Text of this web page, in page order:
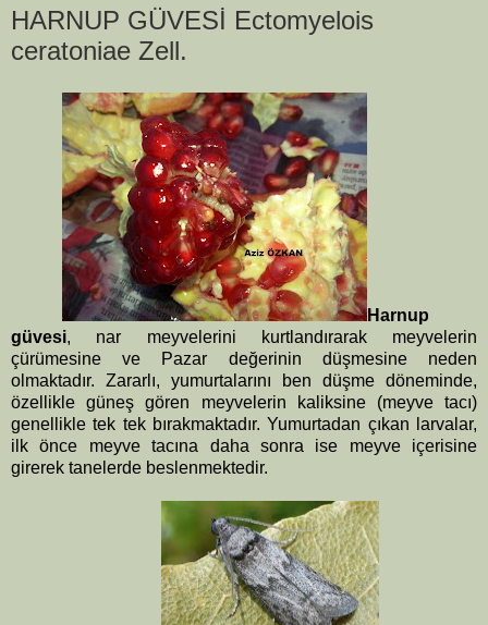
HARNUP GÜVESİ Ectomyelois
ceratoniae Zell.
Harnup
güvesi, nar meyvelerini kurtlandırarak meyvelerin
çürümesine ve Pazar değerinin düşmesine neden
olmaktadır. Zararlı, yumurtalarını ben düşme döneminde,
özellikle güneş gören meyvelerin kaliksine (meyve tacı)
genellikle tek tek bırakmaktadır. Yumurtadan çıkan larvalar,
ilk önce meyve tacına daha sonra ise meyve içerisine
girerek tanelerde beslenmektedir.